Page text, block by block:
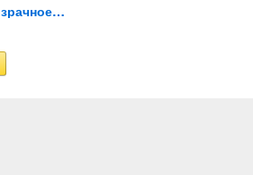
Кашпо прозрачное двойное...